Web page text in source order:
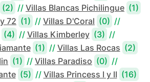
(2) // Villas Blancas Pichilingue (1)
72 (1) // Villas D'Coral (0) //
(4) // Villas Kimberley (3) //
(1) // Villas Las Rocas (2)
(1) // Villas Paradiso (0) //
(5) // Villas Princess I y II (16)